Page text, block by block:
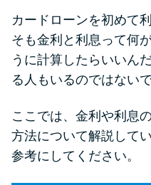
カードローンを初めて
そも金利と利息って何
うに計算したらいいん
る人もいるのではない
ここでは、金利や利息
方法について解説して
参考にしてください。